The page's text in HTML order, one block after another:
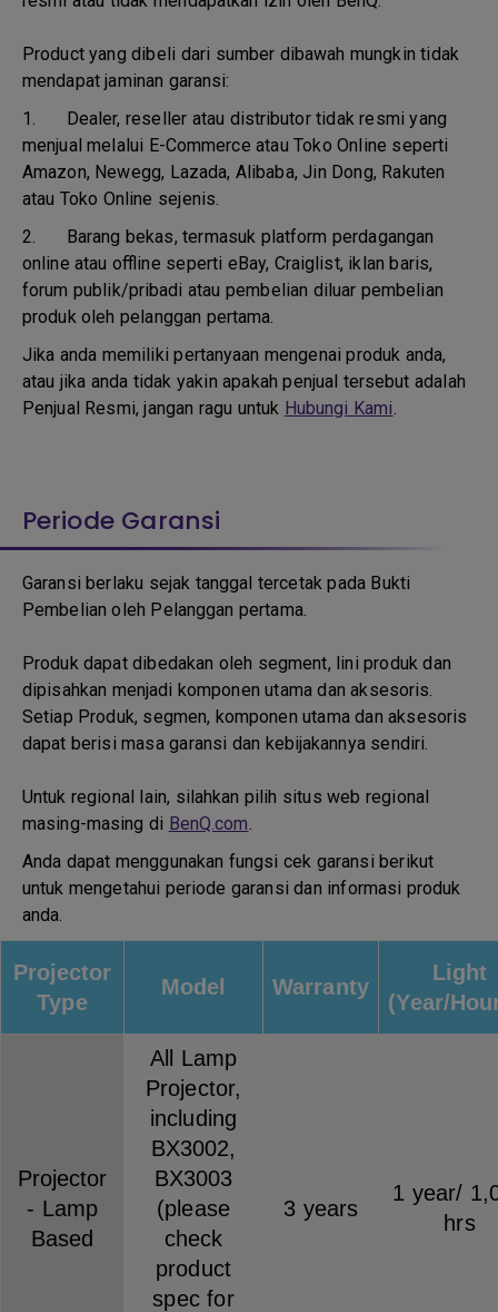
Product yang dibeli dari sumber dibawah mungkin tidak
mendapat jaminan garansi:
1. Dealer, reseller atau distributor tidak resmi yang
menjual melalui E-Commerce atau Toko Online seperti
Amazon, Newegg, Lazada, Alibaba, Jin Dong, Rakuten
atau Toko Online sejenis.
2. Barang bekas, termasuk platform perdagangan
online atau offline seperti eBay, Craiglist, iklan baris,
forum publik/pribadi atau pembelian diluar pembelian
produk oleh pelanggan pertama.
Jika anda memiliki pertanyaan mengenai produk anda,
atau jika anda tidak yakin apakah penjual tersebut adalah
Penjual Resmi, jangan ragu untuk Hubungi Kami.
Periode Garansi
Garansi berlaku sejak tanggal tercetak pada Bukti
Pembelian oleh Pelanggan pertama.
Produk dapat dibedakan oleh segment, lini produk dan
dipisahkan menjadi komponen utama dan aksesoris.
Setiap Produk, segmen, komponen utama dan aksesoris
dapat berisi masa garansi dan kebijakannya sendiri.
Untuk regional lain, silahkan pilih situs web regional
masing-masing di BenQ.com.
Anda dapat menggunakan fungsi cek garansi berikut
untuk mengetahui periode garansi dan informasi produk
anda.
Projector
Type
Model Warranty
Light
(Year/
Projector
- Lamp
Based
All Lamp
Projector,
including
BX3002,
BX3003
(please
check
product
spec for
3 years
1 year/
hrs